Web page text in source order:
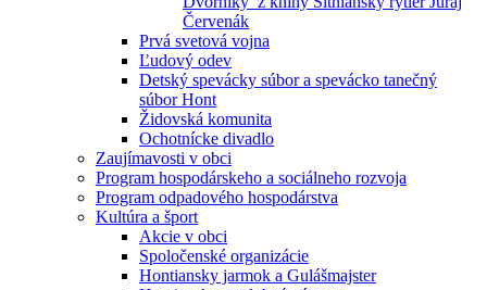
Červenák
Prvá svetová vojna
Ľudový odev
Detský spevácky súbor a spevácko tanečný
súbor Hont
Židovská komunita
Ochotnícke divadlo
Zaujímavosti v obci
Program hospodárskeho a sociálneho rozvoja
Program odpadového hospodárstva
Kultúra a šport
Akcie v obci
Spoločenské organizácie
Hontiansky jarmok a Gulášmajster